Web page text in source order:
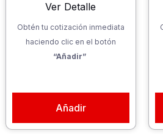
Ver Detalle
Obtén tu cotización inmediata
haciendo clic en el botón
“Añadir”
Añadir